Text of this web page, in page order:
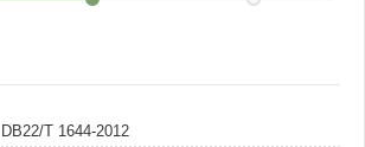
DB22/T 1644-2012